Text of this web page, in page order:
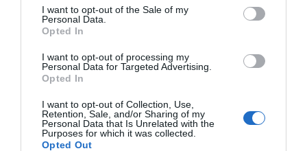
I want to opt-out of the Sale of my
Personal Data.
Opted In
I want to opt-out of processing my
Personal Data for Targeted Advertising.
Opted In
I want to opt-out of Collection, Use,
Retention, Sale, and/or Sharing of my
Personal Data that Is Unrelated with the
Purposes for which it was collected.
Opted Out
Añadir
de Google de forma gratuita
Mantente informado con las últimas noticias de
actualidad